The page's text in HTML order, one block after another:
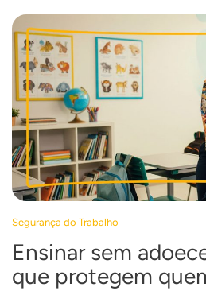
Segurança do Trabalho
Ensinar sem
que protegem